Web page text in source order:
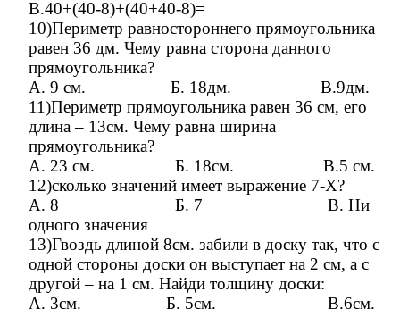
В.40+(40-8)+(40+40-8)=
10)Периметр равностороннего прямоугольника
равен 36 дм. Чему равна сторона данного
прямоугольника?
А. 9 см. Б. 18дм. В.9дм.
11)Периметр прямоугольника равен 36 см, его
длина – 13см. Чему равна ширина
прямоугольника?
А. 23 см. Б. 18см. В.5 см.
12)сколько значений имеет выражение 7-Х?
А. 8 Б. 7 В. Ни
одного значения
13)Гвоздь длиной 8см. забили в доску так, что с
одной стороны доски он выступает на 2 см, а с
другой – на 1 см. Найди толщину доски:
А. 3см. Б. 5см. В.6см.